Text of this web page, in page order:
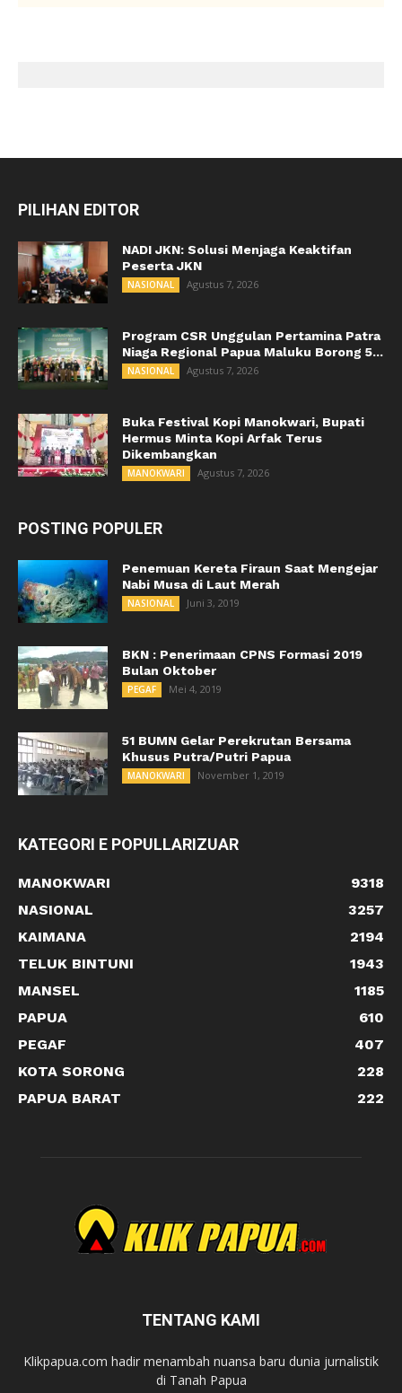
PILIHAN EDITOR
NADI JKN: Solusi Menjaga Keaktifan
Peserta JKN
NASIONAL Agustus 7, 2026
Program CSR Unggulan Pertamina Patra
Niaga Regional Papua Maluku Borong 5...
NASIONAL Agustus 7, 2026
Buka Festival Kopi Manokwari, Bupati
Hermus Minta Kopi Arfak Terus
Dikembangkan
MANOKWARI Agustus 7, 2026
POSTING POPULER
Penemuan Kereta Firaun Saat Mengejar
Nabi Musa di Laut Merah
NASIONAL Juni 3, 2019
BKN : Penerimaan CPNS Formasi 2019
Bulan Oktober
PEGAF Mei 4, 2019
51 BUMN Gelar Perekrutan Bersama
Khusus Putra/Putri Papua
MANOKWARI November 1, 2019
KATEGORI E POPULLARIZUAR
MANOKWARI
9318
NASIONAL
3257
KAIMANA
2194
TELUK BINTUNI
1943
MANSEL
1185
PAPUA
610
PEGAF
407
KOTA SORONG
228
PAPUA BARAT
222
TENTANG KAMI
Klikpapua.com hadir menambah nuansa baru dunia jurnalistik
di Tanah Papua